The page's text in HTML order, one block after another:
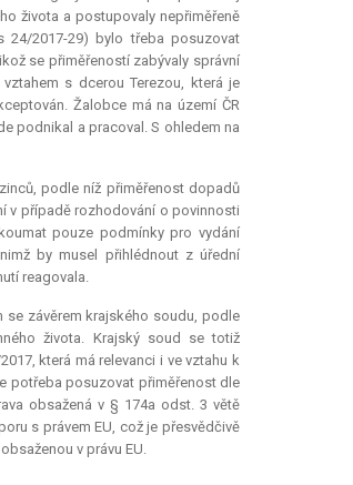
života a postupovaly nepřiměřeně
2017-29) bylo třeba posuzovat
se přiměřeností zabývaly správní
s dcerou Terezou, která je
Žalobce má na území ČR
podnikal a pracoval. S ohledem na
podle níž přiměřenost dopadů
v případě rozhodování o povinnosti
pouze podmínky pro vydání
by musel přihlédnout z úřední
reagovala.
závěrem krajského soudu, podle
života. Krajský soud se totiž
která má relevanci i ve vztahu k
potřeba posuzovat přiměřenost dle
obsažená v § 174a odst. 3 větě
s právem EU, což je přesvědčivě
v právu EU.